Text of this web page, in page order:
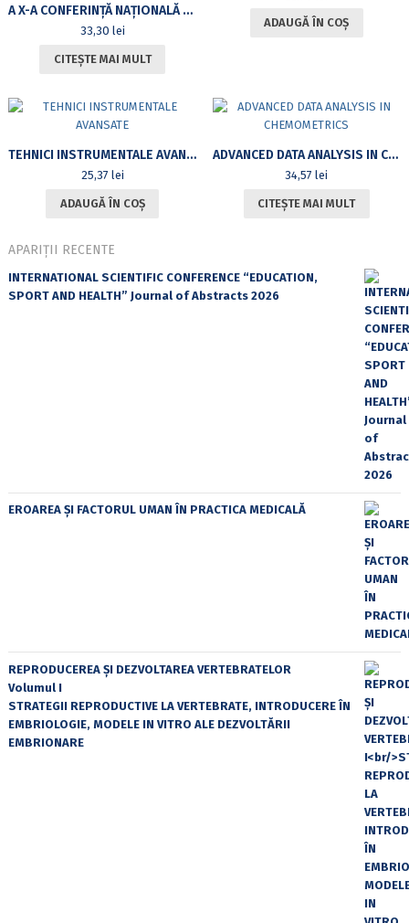
A X-A CONFERINȚĂ NAȚIONALĂ DE ÎNVĂȚĂMÂNT VIRTUAL, CNIV 2012, 2-3 NOIEMBRIE 2012, BRAȘOV
33,30 lei
CITEȘTE MAI MULT
ADAUGĂ ÎN COȘ
TEHNICI INSTRUMENTALE AVANSATE
25,37 lei
ADAUGĂ ÎN COȘ
ADVANCED DATA ANALYSIS IN CHEMOMETRICS
34,57lei
CITEȘTE MAI MULT
APARIȚII RECENTE
INTERNATIONAL SCIENTIFIC CONFERENCE “EDUCATION,
SPORT AND HEALTH” Journal of Abstracts 2026
EROAREA ȘI FACTORUL UMAN ÎN PRACTICA MEDICALĂ
REPRODUCEREA ȘI DEZVOLTAREA VERTEBRATELOR
Volumul I
STRATEGII REPRODUCTIVE LA VERTEBRATE, INTRODUCERE ÎN
EMBRIOLOGIE, MODELE IN VITRO ALE DEZVOLTĂRII
EMBRIONARE